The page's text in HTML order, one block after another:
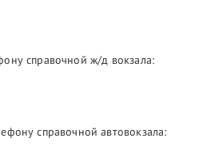
справочной ж/д вокзала:
справочной автовокзала: